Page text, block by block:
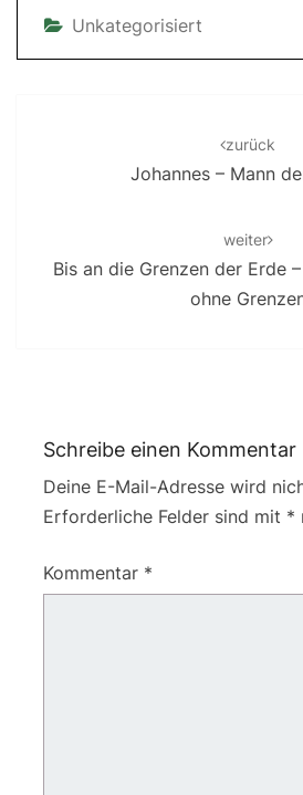
Unkategorisiert
zurück
Johannes – Mann
weiter
Bis an die Grenzen der Erde
ohne
Schreibe einen Kommentar
Deine E-Mail-Adresse wird
Erforderliche Felder sind mit *
Kommentar *